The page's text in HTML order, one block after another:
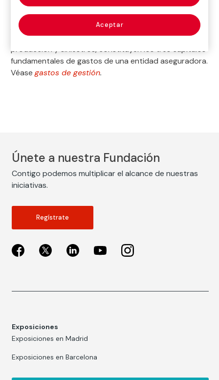
Son el conjunto degastos generalesygastos de
personal
(Véase ambos conceptos) de la empresa.
Los gastos de administración, junto con los de
producción y siniestros, constituyen los tres capítulos
fundamentales de gastos de una entidad aseguradora.
Véasegastos de gestión.
Únete a nuestra Fundación
Contigo podemos multiplicar el alcance de nuestras
iniciativas.
Regístrate
Exposiciones
Exposiciones en Madrid
Exposiciones en Barcelona
Aceptar